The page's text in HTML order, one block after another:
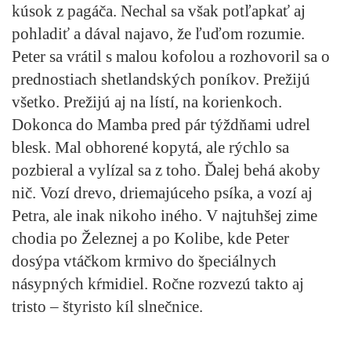
kúsok z pagáča. Nechal sa však potľapkať aj
pohladiť a dával najavo, že ľuďom rozumie.
Peter sa vrátil s malou kofolou a rozhovoril sa o
prednostiach shetlandských poníkov. Prežijú
všetko. Prežijú aj na lístí, na korienkoch.
Dokonca do Mamba pred pár týždňami udrel
blesk. Mal obhorené kopytá, ale rýchlo sa
pozbieral a vylízal sa z toho. Ďalej behá akoby
nič. Vozí drevo, driemajúceho psíka, a vozí aj
Petra, ale inak nikoho iného. V najtuhšej zime
chodia po Železnej a po Kolibe, kde Peter
dosýpa vtáčkom krmivo do špeciálnych
násypných kŕmidiel. Ročne rozvezú takto aj
tristo – štyristo kíl slnečnice.